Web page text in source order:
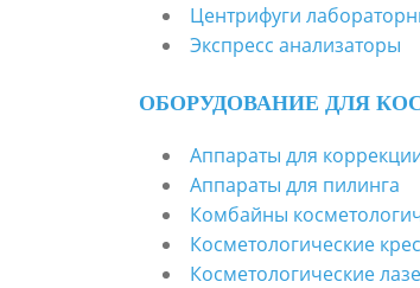
Центрифуги
Экспресс анализаторы
ОБОРУДОВАНИЕ ДЛЯ
Аппараты для
Аппараты для пилинга
Комбайны
Косметологические
Косметологические